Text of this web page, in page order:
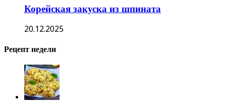
Корейская закуска из шпината
20.12.2025
Рецепт недели